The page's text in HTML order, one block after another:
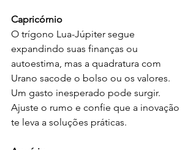
Capricórnio
O trígono Lua-Júpiter segue
expandindo suas finanças ou
autoestima, mas a quadratura com
Urano sacode o bolso ou os valores.
Um gasto inesperado pode surgir.
Ajuste o rumo e confie que a inovação
te leva a soluções práticas.